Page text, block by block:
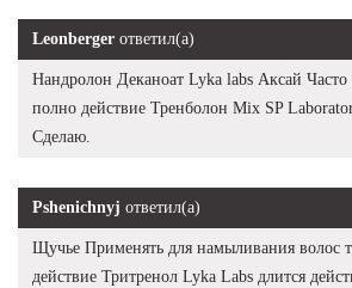
Leonberger ответил(а)
Нандролон Деканоат Lyka labs Аксай Часто
полно действие Тренболон Mix SP
Сделаю.
Pshenichnyj ответил(а)
Щучье Применять для намыливания волос
действие Тритренол Lyka Labs длится